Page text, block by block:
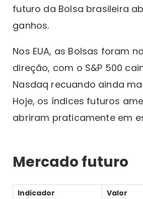
futuro da Bolsa brasileira
ganhos.
Nos EUA, as Bolsas foram
direção, com o S&P 500
Nasdaq recuando ainda
Hoje, os índices futuros
abriram praticamente em
Mercado futuro
Indicador Valor